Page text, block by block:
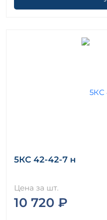
5КС 42-42-7 н
Цена за шт.
10 720 ₽